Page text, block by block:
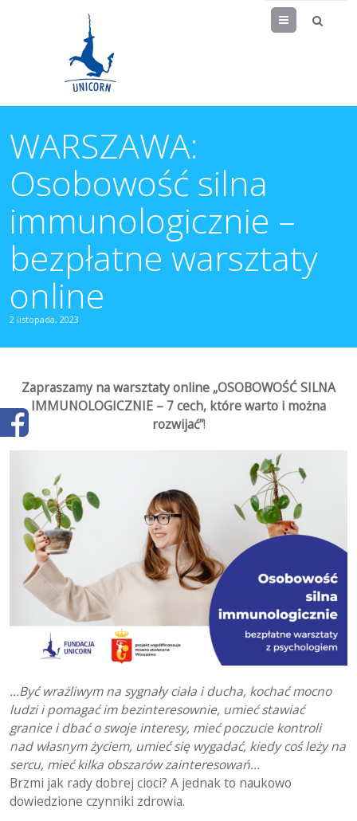
Menu
WARSZAWA:
Osobowość silna
immunologicznie –
bezpłatne warsztaty
online
2 listopada, 2023
Zapraszamy na warsztaty online „OSOBOWOŚĆ SILNA
IMMUNOLOGICZNIE – 7 cech, które warto i można
rozwijać”!
…Być wrażliwym na sygnały ciała i ducha, kochać mocno
ludzi i pomagać im bezinteresownie, umieć stawiać
granice i dbać o swoje interesy, mieć poczucie kontroli
nad własnym życiem, umieć się wygadać, kiedy coś leży na
sercu, mieć kilka obszarów zainteresowań…
Brzmi jak rady dobrej cioci? A jednak to naukowo
dowiedzione czynniki zdrowia.